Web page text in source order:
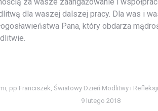
dla waszej dalszej pracy. Dla was i
Pana, który obdarza
, pp Franciszek, Światowy Dzień Modlitwy i
9 lutego 2018